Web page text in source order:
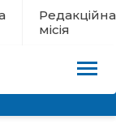
Редакційна
місія